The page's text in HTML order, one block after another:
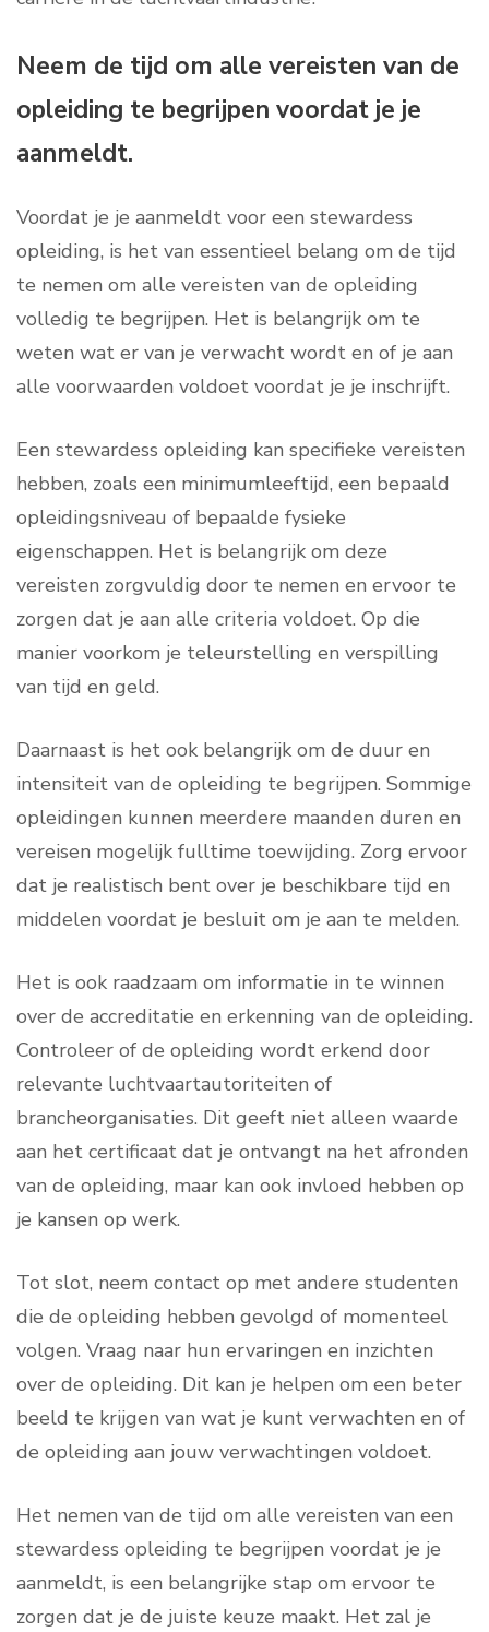
Neem de tijd om alle vereisten van de
opleiding te begrijpen voordat je je
aanmeldt.
Voordat je je aanmeldt voor een stewardess
opleiding, is het van essentieel belang om de tijd
te nemen om alle vereisten van de opleiding
volledig te begrijpen. Het is belangrijk om te
weten wat er van je verwacht wordt en of je aan
alle voorwaarden voldoet voordat je je inschrijft.
Een stewardess opleiding kan specifieke vereisten
hebben, zoals een minimumleeftijd, een bepaald
opleidingsniveau of bepaalde fysieke
eigenschappen. Het is belangrijk om deze
vereisten zorgvuldig door te nemen en ervoor te
zorgen dat je aan alle criteria voldoet. Op die
manier voorkom je teleurstelling en verspilling
van tijd en geld.
Daarnaast is het ook belangrijk om de duur en
intensiteit van de opleiding te begrijpen. Sommige
opleidingen kunnen meerdere maanden duren en
vereisen mogelijk fulltime toewijding. Zorg ervoor
dat je realistisch bent over je beschikbare tijd en
middelen voordat je besluit om je aan te melden.
Het is ook raadzaam om informatie in te winnen
over de accreditatie en erkenning van de opleiding.
Controleer of de opleiding wordt erkend door
relevante luchtvaartautoriteiten of
brancheorganisaties. Dit geeft niet alleen waarde
aan het certificaat dat je ontvangt na het afronden
van de opleiding, maar kan ook invloed hebben op
je kansen op werk.
Tot slot, neem contact op met andere studenten
die de opleiding hebben gevolgd of momenteel
volgen. Vraag naar hun ervaringen en inzichten
over de opleiding. Dit kan je helpen om een beter
beeld te krijgen van wat je kunt verwachten en of
de opleiding aan jouw verwachtingen voldoet.
Het nemen van de tijd om alle vereisten van een
stewardess opleiding te begrijpen voordat je je
aanmeldt, is een belangrijke stap om ervoor te
zorgen dat je de juiste keuze maakt. Het zal je